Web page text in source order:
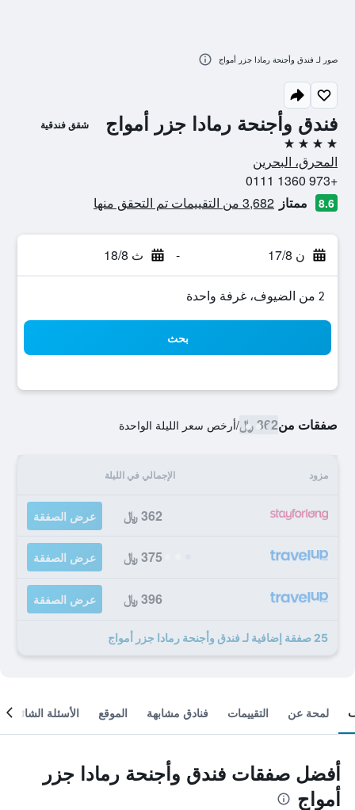
فندق وأجنحة رمادا جزر أمواج شقق فندقية
4 نجوم
المحرق، البحرين
+973 1360 0111
8.6 ممتاز 3,682 من التقييمات تم التحقق منها
ن 17/8 - ث 18/8
2 من الضيوف، غرفة واحدة
بحث
صفقات من362 ﷼ /أرخص سعر الليلة الواحدة
مزود الإجمالي في الليلة
362 ﷼ عرض الصفقة
375 ﷼ عرض الصفقة
396 ﷼ عرض الصفقة
25 صفقة إضافية لـ فندق وأجنحة رمادا جزر أمواج
صور لـ فندق وأجنحة رمادا جزر أمواج
لمحة عن التقييمات فنادق مشابهة الموقع الأسئلة الشائعة
أفضل صفقات فندق وأجنحة رمادا جزر
أمواج